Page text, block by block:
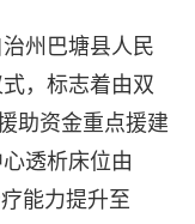
州巴塘县人民
，标志着由双
助资金重点援建
透析床位由
能力提升至